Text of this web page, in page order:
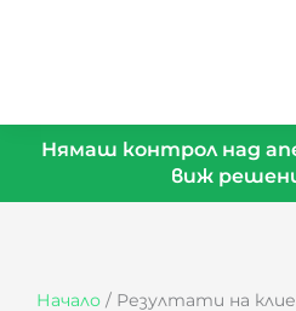
Нямаш контрол над
виж
Начало / Резултати на